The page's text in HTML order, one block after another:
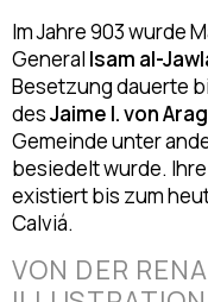
Im Jahre 903 wurde
General Isam al-
Besetzung dauerte
desJaime I. von
Gemeinde unter
besiedelt wurde.
existiert bis zum
Calviá.
VON DER